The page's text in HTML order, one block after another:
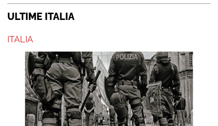
ULTIME ITALIA
ITALIA